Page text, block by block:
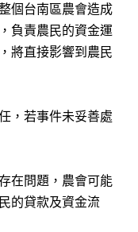
個台南區農會造成
負責農民的資金運
將直接影響到農民
，若事件未妥善處
在問題，農會可能
的貸款及資金流